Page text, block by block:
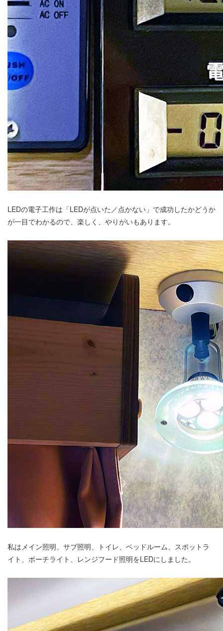
LEDの電子工作は「LEDが点いた／点かない」で成功したかどうか
が一目でわかるので、楽しく、やりがいもあります。
私はメイン照明、サブ照明、トイレ、ベッドルーム、スポットラ
イト、ポーチライト、レンジフード照明をLEDにしました。